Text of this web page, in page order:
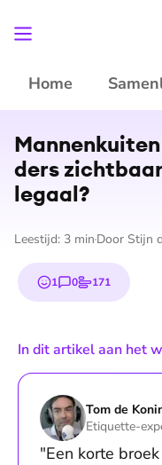
Home
ders
legaal?
Leestijd: 3 min Door Stijn
1
emoji0
reacties
171
stemmen
In dit artikel aan het
Tom de
Etiquette-
"Een korte